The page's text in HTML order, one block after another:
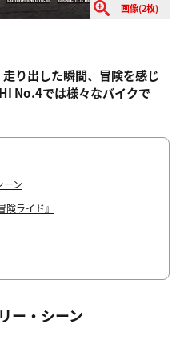
画像(2枚)
り出した瞬間、冒険を感じ
No.4では様々なバイクで
ーン
ライド』
ー・シーン